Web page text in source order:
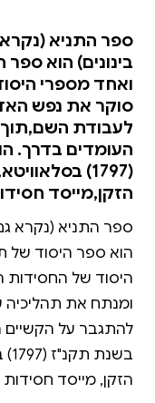
ספר התניא
בינונים) הוא
ואחד מספרי
סוקר את נפש
לעבודת
העומדים בדרך.
(1797)
הזקן,מייסד
ספר התניא (נקרא
הוא ספר היסוד של
היסוד של
ומנתח את תהליכיה
להתגבר על הקשיים
הזקן, מייסד